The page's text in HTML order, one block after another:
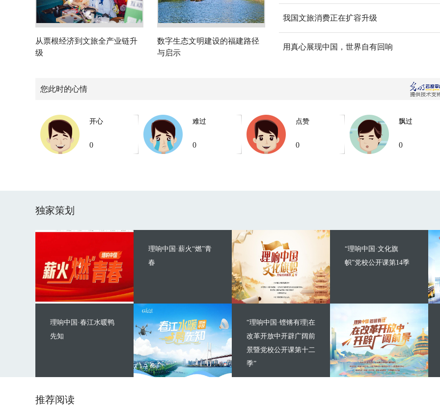
从票根经济到文旅全产业链升
级
数字生态文明建设的福建路径
与启示
我国文旅消费正在扩容升级
用真心展现中国，世界自有回响
您此时的心情
开心
0
难过
0
点赞
0
飘过
0
独家策划
理响中国·薪火“燃”青
春
理响中国·春江水暖鸭
先知
“理响中国·文化旗
帜”党校公开课第14季
“理响中国·铿锵有理|在
改革开放中开辟广阔前
景暨党校公开课第十二
季”
推荐阅读